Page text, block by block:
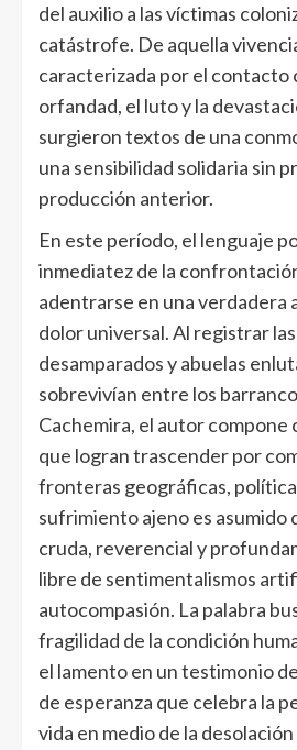
del auxilio a las víctimas
catástrofe. De aquella
caracterizada por el contacto
orfandad, el luto y la
surgieron textos de una
una sensibilidad solidaria sin
producción anterior.
En este período, el lenguaje
inmediatez de la
adentrarse en una verdadera
dolor universal. Al registrar
desamparados y abuelas
sobrevivían entre los
Cachemira, el autor compone
que logran trascender por
fronteras geográficas,
sufrimiento ajeno es asumido
cruda, reverencial y
libre de sentimentalismos
autocompasión. La palabra
fragilidad de la condición
el lamento en un testimonio
de esperanza que celebra la
vida en medio de la desolación